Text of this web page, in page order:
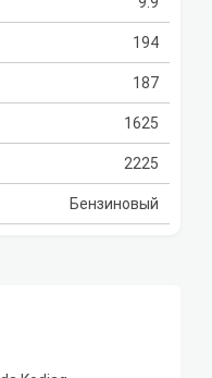
194
187
1625
2225
Бензиновый